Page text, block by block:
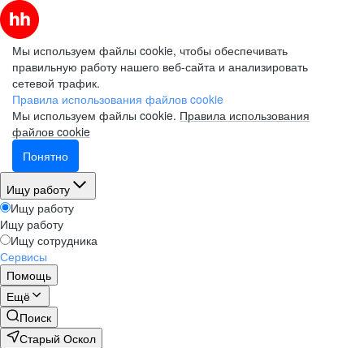
Мы используем файлы cookie, чтобы обеспечивать
правильную работу нашего веб-сайта и анализировать
сетевой трафик.
Правила использования файлов cookie
Мы используем файлы cookie. Правила использования
файлов cookie
Понятно
Ищу работу
Ищу работу
Ищу работу
Ищу сотрудника
Сервисы
Помощь
Ещё
Поиск
Старый Оскол